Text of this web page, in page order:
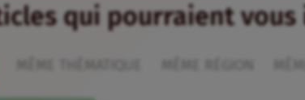
qui pourraient vous